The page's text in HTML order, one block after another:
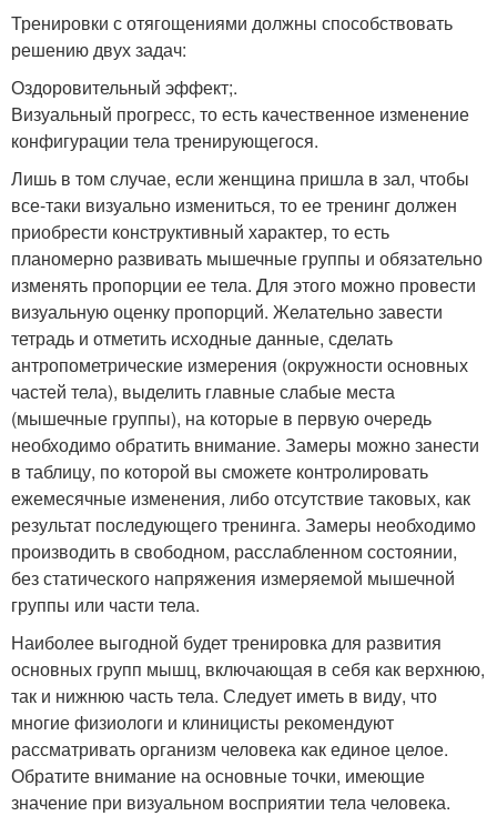
Тренировки с отягощениями должны способствовать
решению двух задач:
Оздоровительный эффект;.
Визуальный прогресс, то есть качественное изменение
конфигурации тела тренирующегося.
Лишь в том случае, если женщина пришла в зал, чтобы
все-таки визуально измениться, то ее тренинг должен
приобрести конструктивный характер, то есть
планомерно развивать мышечные группы и обязательно
изменять пропорции ее тела. Для этого можно провести
визуальную оценку пропорций. Желательно завести
тетрадь и отметить исходные данные, сделать
антропометрические измерения (окружности основных
частей тела), выделить главные слабые места
(мышечные группы), на которые в первую очередь
необходимо обратить внимание. Замеры можно занести
в таблицу, по которой вы сможете контролировать
ежемесячные изменения, либо отсутствие таковых, как
результат последующего тренинга. Замеры необходимо
производить в свободном, расслабленном состоянии,
без статического напряжения измеряемой мышечной
группы или части тела.
Наиболее выгодной будет тренировка для развития
основных групп мышц, включающая в себя как верхнюю,
так и нижнюю часть тела. Следует иметь в виду, что
многие физиологи и клиницисты рекомендуют
рассматривать организм человека как единое целое.
Обратите внимание на основные точки, имеющие
значение при визуальном восприятии тела человека.